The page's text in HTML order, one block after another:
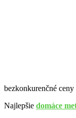
bezkonkurenčné
Najlepšie domáce